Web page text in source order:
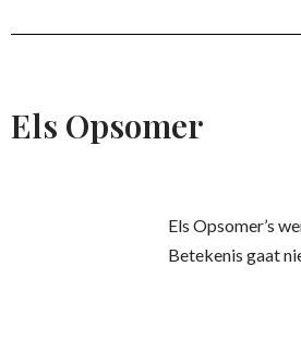
Els Opsomer
Els Opsomer’s
Betekenis gaat